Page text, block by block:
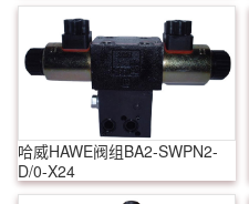
哈威HAWE阀组BA2-SWPN2-
D/0-X24